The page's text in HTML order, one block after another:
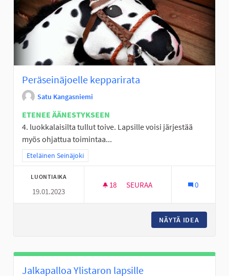
Peräseinäjoelle kepparirata
Satu Kangasniemi
ETENEE ÄÄNESTYKSEEN
4. luokkalaisilta tullut toive. Lapsille voisi järjestää
myös ohjattua toimintaa...
Rajaa tulokset teeman mukaan: Eteläinen Seinäjoki
Eteläinen Seinäjoki
LUONTIAIKA
19.01.2023
18 18 SEURAAJAA
SEURAA 0
NÄYTÄ IDEA
Jalkapalloa Ylistaron lapsille